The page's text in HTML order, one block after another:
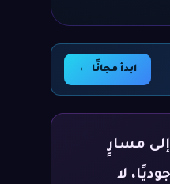
ابدأ مجانًا ←
مسارٍ
لا